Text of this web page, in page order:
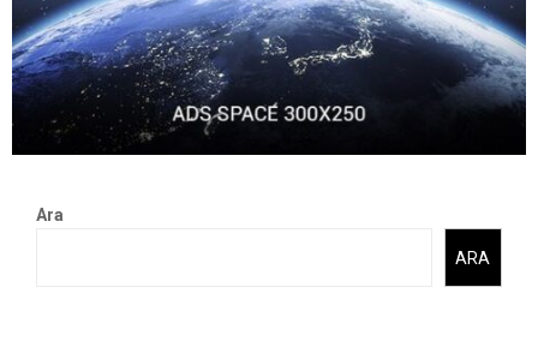
Ara
ARA